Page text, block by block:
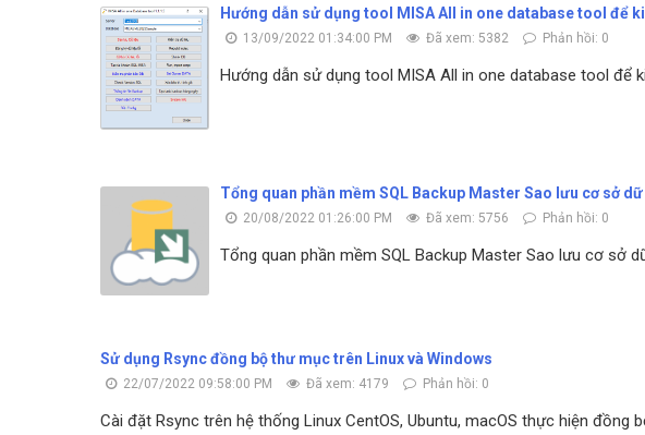
Hướng dẫn sử dụng tool MISA All in one database tool để
13/09/2022 01:34:00 PM Đã xem: 5382 Phản hồi: 0
Hướng dẫn sử dụng tool MISA All in one database tool để
Tổng quan phần mềm SQL Backup Master Sao lưu cơ sở
20/08/2022 01:26:00 PM Đã xem: 5756 Phản hồi: 0
Tổng quan phần mềm SQL Backup Master Sao lưu cơ sở
Sử dụng Rsync đồng bộ thư mục trên Linux và Windows
22/07/2022 09:58:00 PM Đã xem: 4179 Phản hồi: 0
Cài đặt Rsync trên hệ thống Linux CentOS, Ubuntu, macOS thực hiện